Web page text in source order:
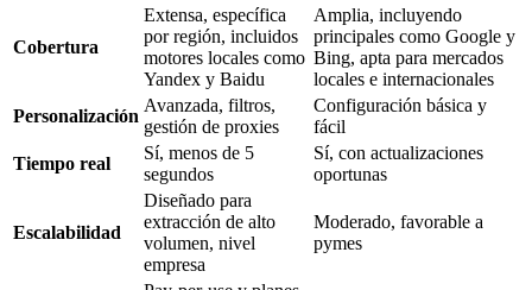
Cobertura
Extensa, específica
por región, incluidos
motores locales como
Yandex y Baidu
Amplia, incluyendo
principales como Google y
Bing, apta para mercados
locales e internacionales
Personalización
Avanzada, filtros,
gestión de proxies
Configuración básica y
fácil
Tiempo real
Sí, menos de 5
segundos
Sí, con actualizaciones
oportunas
Escalabilidad
Diseñado para
extracción de alto
volumen, nivel
empresa
Moderado, favorable a
pymes